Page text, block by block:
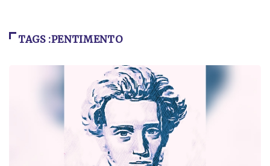
TAGS :PENTIMENTO